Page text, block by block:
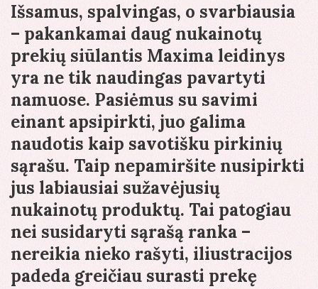
Išsamus, spalvingas, o svarbiausia
– pakankamai daug nukainotų
prekių siūlantis Maxima leidinys
yra ne tik naudingas pavartyti
namuose. Pasiėmus su savimi
einant apsipirkti, juo galima
naudotis kaip savotišku pirkinių
sąrašu. Taip nepamiršite nusipirkti
jus labiausiai sužavėjusių
nukainotų produktų. Tai patogiau
nei susidaryti sąrašą ranka –
nereikia nieko rašyti, iliustracijos
padeda greičiau surasti prekę